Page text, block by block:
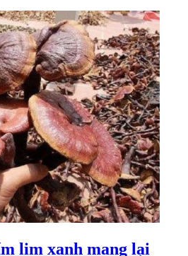
lim xanh mang lại